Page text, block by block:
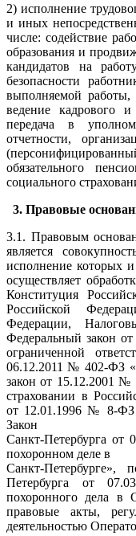
2) исполнение
и иных
числе: содействие
образования и
кандидатов на
безопасности
выполняемой работы,
ведение кадрового и
передача в
отчетности,
обязательного
социального
3. Правовые
3.1. Правовым
является
исполнение которых
осуществляет
Конституция
Российской
Федерации,
Федеральный закон
ограниченной
06.12.2011 № 402-ФЗ
закон от 15.12.2001
страховании в
от 12.01.1996 № 8-ФЗ
Закон
Санкт-Петербурга
похоронном деле в
Санкт-Петербурге»,
Петербурга от
похоронного дела в
правовые акты,
деятельностью